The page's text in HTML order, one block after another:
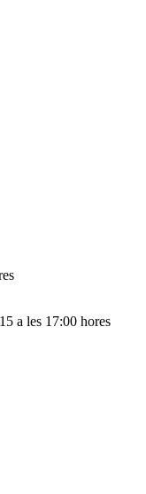
a les 17:00 hores